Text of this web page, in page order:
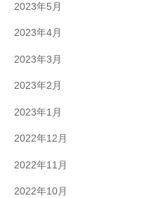
2023年5月
2023年4月
2023年3月
2023年2月
2023年1月
2022年12月
2022年11月
2022年10月